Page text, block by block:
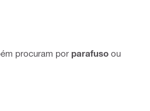
procuram por parafuso ou